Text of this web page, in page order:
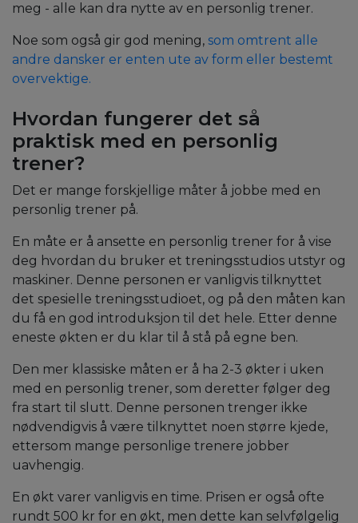
meg - alle kan dra nytte av en personlig trener.
Noe som også gir god mening, som omtrent alle
andre dansker er enten ute av form eller bestemt
overvektige.
Hvordan fungerer det så
praktisk med en personlig
trener?
Det er mange forskjellige måter å jobbe med en
personlig trener på.
En måte er å ansette en personlig trener for å vise
deg hvordan du bruker et treningsstudios utstyr og
maskiner. Denne personen er vanligvis tilknyttet
det spesielle treningsstudioet, og på den måten kan
du få en god introduksjon til det hele. Etter denne
eneste økten er du klar til å stå på egne ben.
Den mer klassiske måten er å ha 2-3 økter i uken
med en personlig trener, som deretter følger deg
fra start til slutt. Denne personen trenger ikke
nødvendigvis å være tilknyttet noen større kjede,
ettersom mange personlige trenere jobber
uavhengig.
En økt varer vanligvis en time. Prisen er også ofte
rundt 500 kr for en økt, men dette kan selvfølgelig